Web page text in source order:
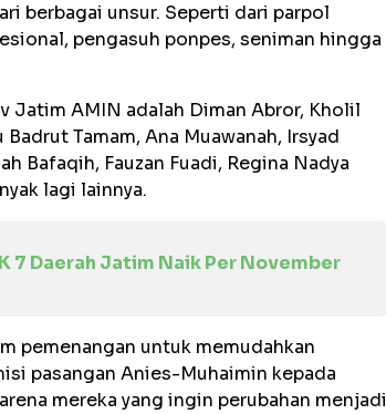
berbagai unsur. Seperti dari parpol
pengasuh ponpes, seniman hingga
Jatim AMIN adalah Diman Abror, Kholil
Tamam, Ana Muawanah, Irsyad
Bafaqih, Fauzan Fuadi, Regina Nadya
lagi lainnya.
7 Daerah Jatim Naik Per November
pemenangan untuk memudahkan
pasangan Anies-Muhaimin kepada
mereka yang ingin perubahan menjadi